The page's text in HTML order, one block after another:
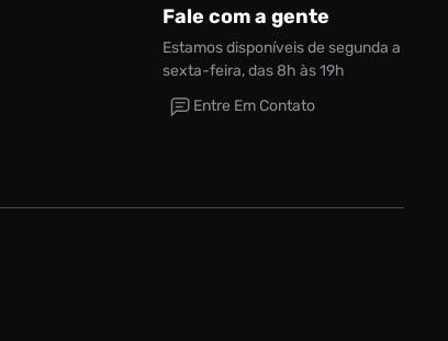
Fale com a gente
Estamos disponíveis de segunda a
sexta-feira, das 8h às 19h
Entre Em Contato